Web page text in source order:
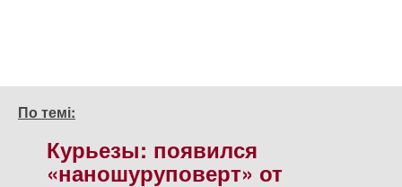
По темі:
Курьезы: появился
«наношуруповерт» от